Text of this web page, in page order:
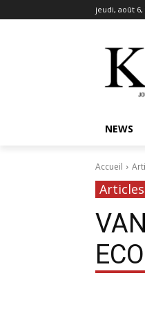
jeudi, août 6,
NEWS
Accueil
Articles